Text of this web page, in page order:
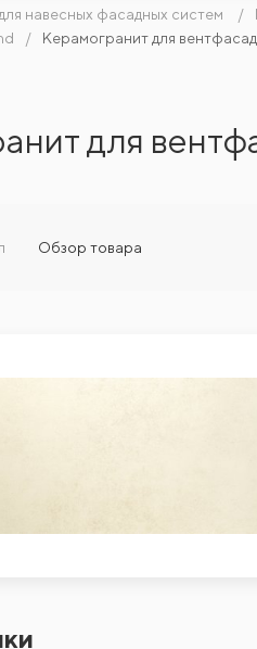
навесных фасадных систем
Керамогранит для
для
Обзор товара